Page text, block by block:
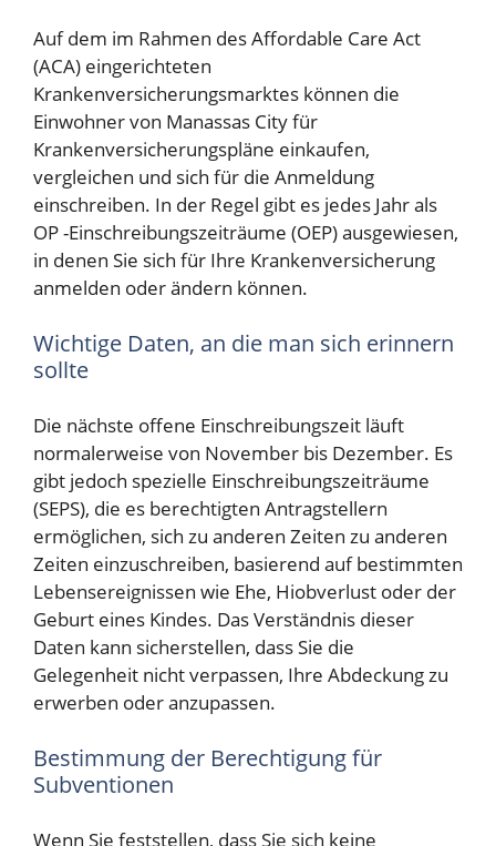
Auf dem im Rahmen des Affordable Care Act
(ACA) eingerichteten
Krankenversicherungsmarktes können die
Einwohner von Manassas City für
Krankenversicherungspläne einkaufen,
vergleichen und sich für die Anmeldung
einschreiben. In der Regel gibt es jedes Jahr als
OP -Einschreibungszeiträume (OEP) ausgewiesen,
in denen Sie sich für Ihre Krankenversicherung
anmelden oder ändern können.
Wichtige Daten, an die man sich erinnern
sollte
Die nächste offene Einschreibungszeit läuft
normalerweise von November bis Dezember. Es
gibt jedoch spezielle Einschreibungszeiträume
(SEPS), die es berechtigten Antragstellern
ermöglichen, sich zu anderen Zeiten zu anderen
Zeiten einzuschreiben, basierend auf bestimmten
Lebensereignissen wie Ehe, Hiobverlust oder der
Geburt eines Kindes. Das Verständnis dieser
Daten kann sicherstellen, dass Sie die
Gelegenheit nicht verpassen, Ihre Abdeckung zu
erwerben oder anzupassen.
Bestimmung der Berechtigung für
Subventionen
Wenn Sie feststellen, dass Sie sich keine